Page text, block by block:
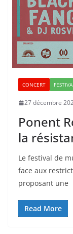
CONCERT
27 décembre
Ponent
la
Le festival de
face aux
proposant une
Read More